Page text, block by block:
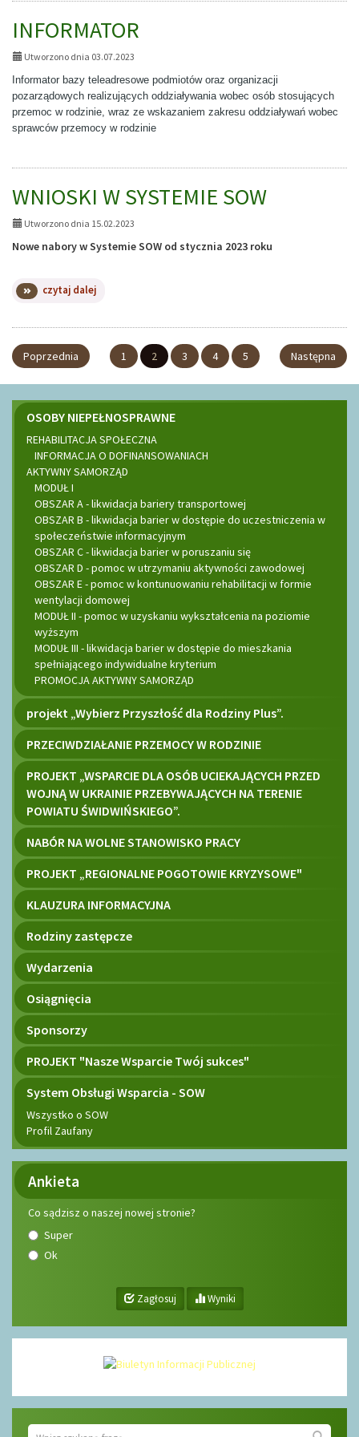
INFORMATOR
Utworzono dnia 03.07.2023
Informator bazy teleadresowe podmiotów oraz organizacji
pozarządowych realizujących oddziaływania wobec osób stosujących
przemoc w rodzinie, wraz ze wskazaniem zakresu oddziaływań wobec
sprawców przemocy w rodzinie
WNIOSKI W SYSTEMIE SOW
Utworzono dnia 15.02.2023
Nowe nabory w Systemie SOW od stycznia 2023 roku
czytaj dalej
W
SYSTEMIE
SOW
Poprzednia 1 2 3 4 5 Następna
Menu
boczne
OSOBY NIEPEŁNOSPRAWNE
REHABILITACJA SPOŁECZNA
INFORMACJA O DOFINANSOWANIACH
AKTYWNY SAMORZĄD
MODUŁ I
OBSZAR A - likwidacja bariery transportowej
OBSZAR B - likwidacja barier w dostępie do uczestniczenia w
społeczeństwie informacyjnym
OBSZAR C - likwidacja barier w poruszaniu się
OBSZAR D - pomoc w utrzymaniu aktywności zawodowej
OBSZAR E - pomoc w kontunuowaniu rehabilitacji w formie
wentylacji domowej
MODUŁ II - pomoc w uzyskaniu wykształcenia na poziomie
wyższym
MODUŁ III - likwidacja barier w dostępie do mieszkania
spełniającego indywidualne kryterium
PROMOCJA AKTYWNY SAMORZĄD
projekt „Wybierz Przyszłość dla Rodziny Plus”.
PRZECIWDZIAŁANIE PRZEMOCY W RODZINIE
PROJEKT „WSPARCIE DLA OSÓB UCIEKAJĄCYCH PRZED
WOJNĄ W UKRAINIE PRZEBYWAJĄCYCH NA TERENIE
POWIATU ŚWIDWIŃSKIEGO”.
NABÓR NA WOLNE STANOWISKO PRACY
PROJEKT „REGIONALNE POGOTOWIE KRYZYSOWE"
KLAUZURA INFORMACYJNA
Rodziny zastępcze
Wydarzenia
Osiągnięcia
Sponsorzy
PROJEKT "Nasze Wsparcie Twój sukces"
System Obsługi Wsparcia - SOW
Wszystko o SOW
Profil Zaufany
Ankieta
Co sądzisz o naszej nowej stronie?
Super
Ok
Zagłosuj Wyniki